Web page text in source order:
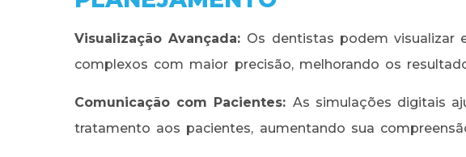
Visualização Avançada: Os dentistas podem visualizar
complexos com maior precisão, melhorando os
Comunicação com Pacientes: As simulações digitais
tratamento aos pacientes, aumentando sua